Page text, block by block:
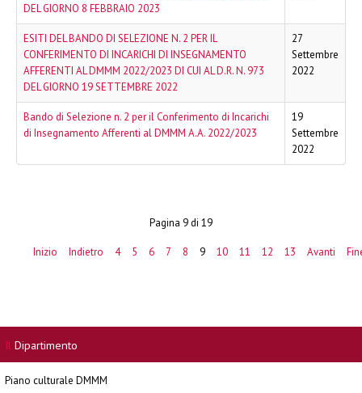
DEL GIORNO 8 FEBBRAIO 2023
ESITI DEL BANDO DI SELEZIONE N. 2 PER IL
CONFERIMENTO DI INCARICHI DI INSEGNAMENTO
AFFERENTI AL DMMM 2022/2023 DI CUI AL D.R. N. 973
DEL GIORNO 19 SETTEMBRE 2022
27
Settembre
2022
Bando di Selezione n. 2 per il Conferimento di Incarichi
di Insegnamento Afferenti al DMMM A.A. 2022/2023
19
Settembre
2022
Pagina 9 di 19
Inizio Indietro 4 5 6 7 8 9 10 11 12 13 Avanti
Il Dipartimento
Piano culturale DMMM